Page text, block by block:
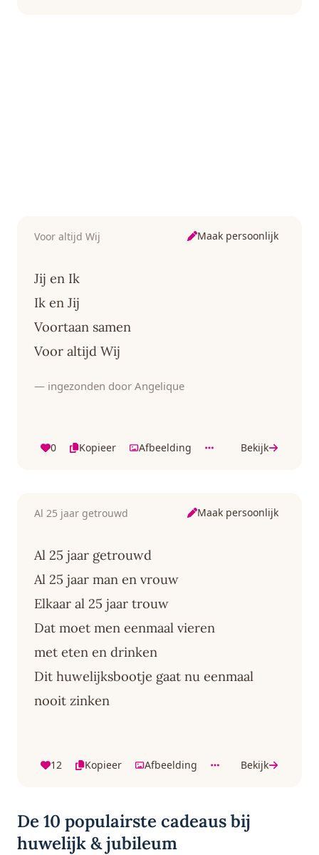
Voor altijd Wij Maak persoonlijk
Jij en Ik
Ik en Jij
Voortaan samen
Voor altijd Wij
— ingezonden door Angelique
0 Kopieer Afbeelding Bekijk
Al 25 jaar getrouwd Maak persoonlijk
Al 25 jaar getrouwd
Al 25 jaar man en vrouw
Elkaar al 25 jaar trouw
Dat moet men eenmaal vieren
met eten en drinken
Dit huwelijksbootje gaat nu eenmaal
nooit zinken
12 Kopieer Afbeelding Bekijk
De 10 populairste cadeaus bij
huwelijk & jubileum